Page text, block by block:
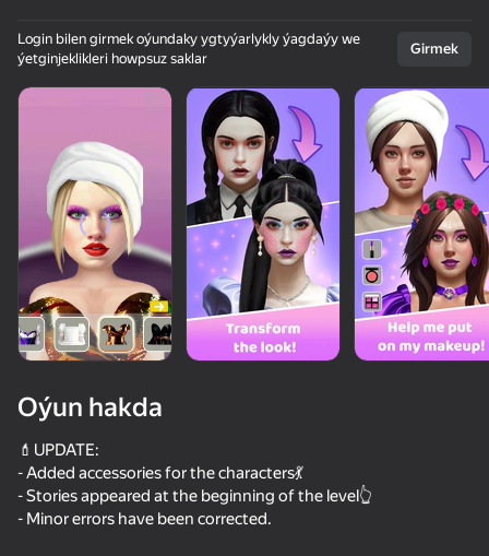
50+ top oýunlar, olary oýnaýar
hatda «oýnamayanlar» hem
Login bilen girmek oýundaky ygtyýarlykly ýagdaýy we
ýetginjeklikleri howpsuz saklar
Girmek
Oýun hakda
💄UPDATE:
- Added accessories for the characters💃
- Stories appeared at the beginning of the level👆
- Minor errors have been corrected.